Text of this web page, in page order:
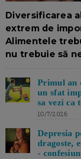
Diversificarea
extrem de
Alimentele
nu trebuie să
Primul an
un sfat
sa vezi ca
10/7/2026
Depresia
dragoste,
-